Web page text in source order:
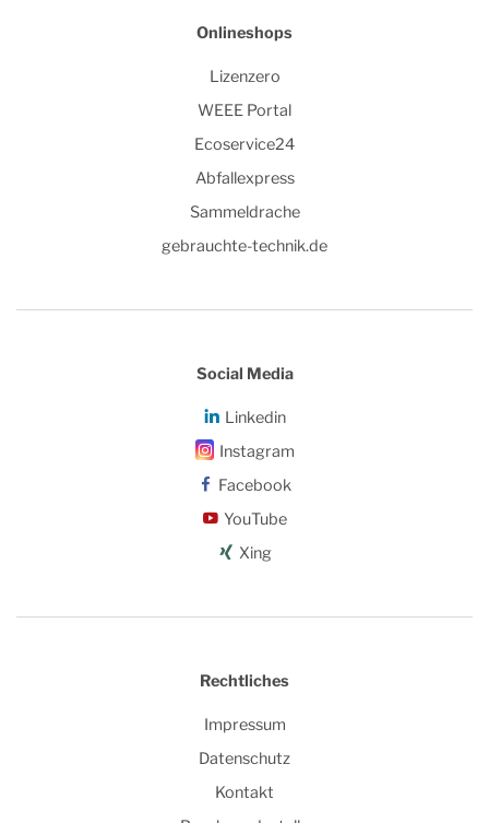
Onlineshops
Lizenzero
WEEE Portal
Ecoservice24
Abfallexpress
Sammeldrache
gebrauchte-technik.de
Social Media
Linkedin
Instagram
Facebook
YouTube
Xing
Rechtliches
Impressum
Datenschutz
Kontakt